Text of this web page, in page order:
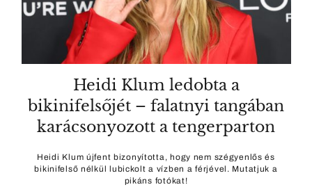
Heidi Klum ledobta a
bikinifelsőjét – falatnyi tangában
karácsonyozott a tengerparton
Heidi Klum újfent bizonyította, hogy nem szégyenlős és
bikinifelső nélkül lubickolt a vízben a férjével. Mutatjuk a
pikáns fotókat!